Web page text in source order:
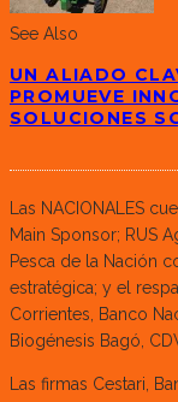
See Also
UN ALIADO
PROMUEVE
SOLUCIONES
Las NACIONALES
Main Sponsor; RUS
Pesca de la Nación
estratégica; y el
Corrientes, Banco
Biogénesis Bagó,
Las firmas Cestari,